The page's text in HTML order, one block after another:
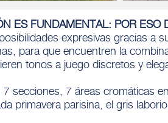
ES FUNDAMENTAL: POR ESO
expresivas gracias a
para que encuentren la
tonos a juego discretos y
7 secciones, 7 áreas cromáticas
primavera parisina, el gris